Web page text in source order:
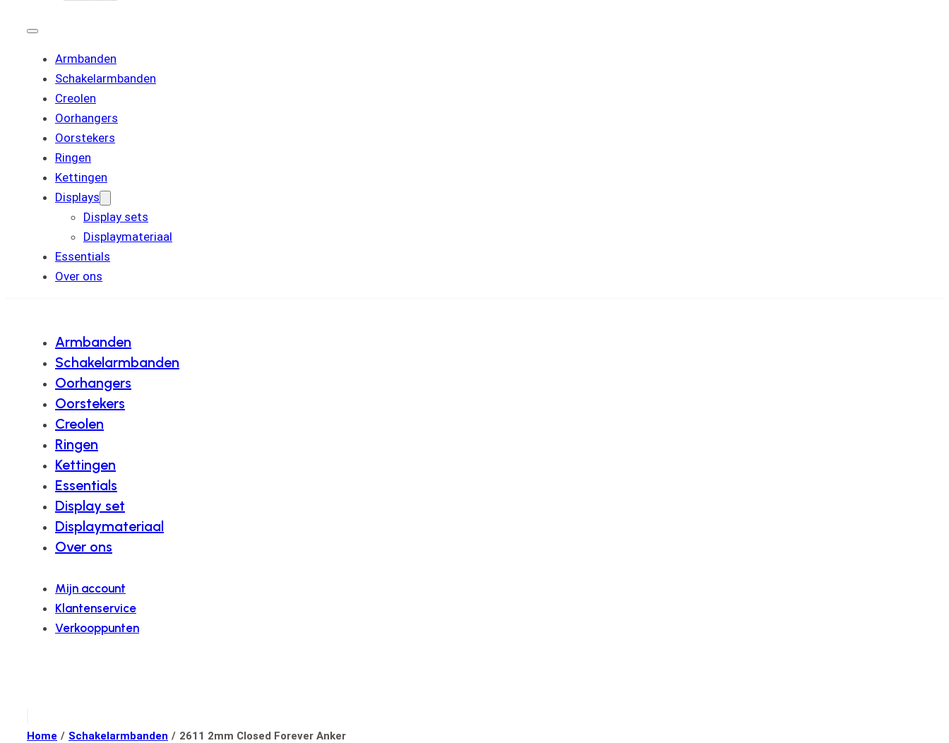
Armbanden
Schakelarmbanden
Creolen
Oorhangers
Oorstekers
Ringen
Kettingen
Displays
Display sets
Displaymateriaal
Essentials
Over ons
Armbanden
Schakelarmbanden
Oorhangers
Oorstekers
Creolen
Ringen
Kettingen
Essentials
Display set
Displaymateriaal
Over ons
Mijn account
Klantenservice
Verkooppunten
Home / Schakelarmbanden / 2611 2mm Closed Forever Anker